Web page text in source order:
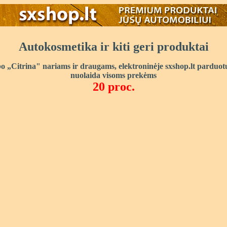
Autokosmetika ir kiti geri produktai
„Citrina" nariams ir draugams, elektroninėje sxshop.lt
nuolaida visoms prekėms
20 proc.